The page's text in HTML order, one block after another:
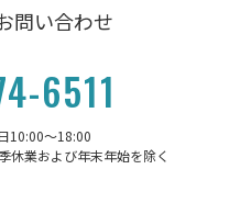
問い合わせ
6511
10:00〜18:00
休業および年末年始を除く